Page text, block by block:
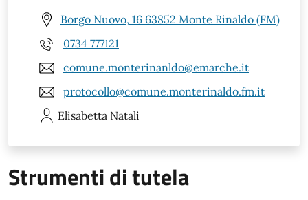
Borgo Nuovo, 16 63852 Monte Rinaldo (FM)
0734 777121
comune.monterinanldo@emarche.it
protocollo@comune.monterinaldo.fm.it
Elisabetta Natali
Strumenti di tutela